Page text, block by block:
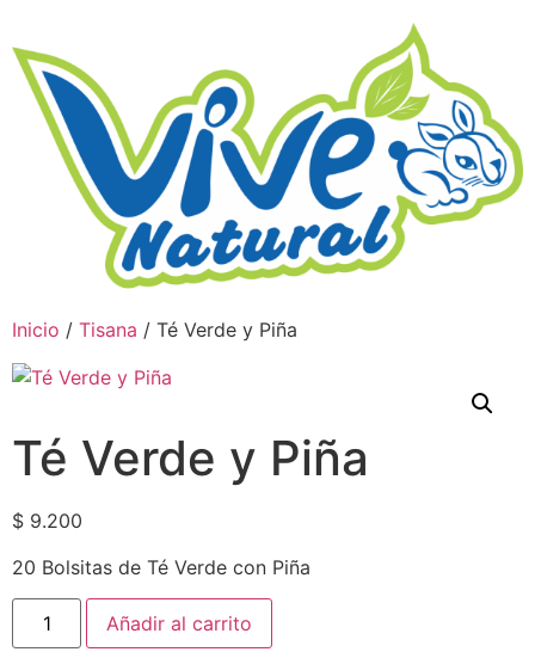
Inicio / Tisana / Té Verde y Piña
Té Verde y Piña
$ 9.200
20 Bolsitas de Té Verde con Piña
Añadir al carrito